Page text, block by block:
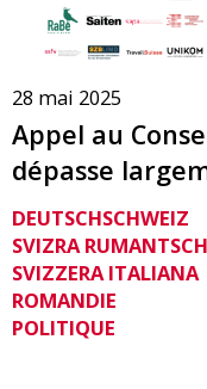
28 mai 2025
Appel au
dépasse
DEUTSCHSCHWEIZ
SVIZRA
SVIZZERA ITALIANA
ROMANDIE
POLITIQUE